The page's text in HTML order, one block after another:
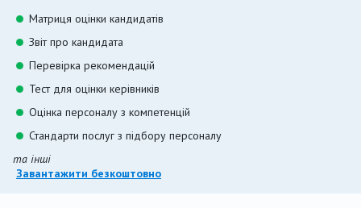
Матриця оцінки кандидатів
Звіт про кандидата
Перевірка рекомендацій
Тест для оцінки керівників
Оцінка персоналу з компетенцій
Стандарти послуг з підбору персоналу
та інші
Завантажити безкоштовно